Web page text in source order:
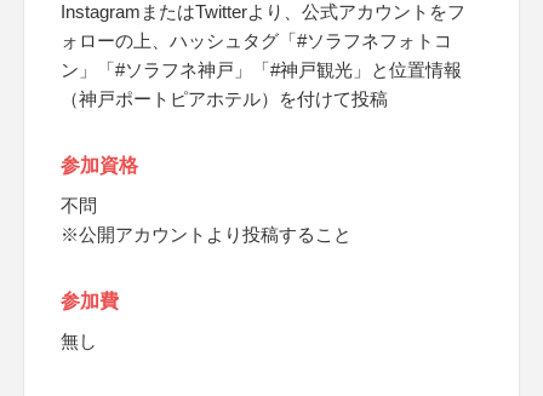
InstagramまたはTwitterより、公式アカウントをフ
ォローの上、ハッシュタグ「#ソラフネフォトコ
ン」「#ソラフネ神戸」「#神戸観光」と位置情報
（神戸ポートピアホテル）を付けて投稿
参加資格
不問
※公開アカウントより投稿すること
参加費
無し